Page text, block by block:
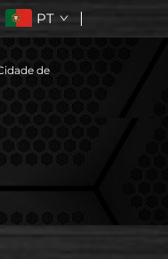
PT
de